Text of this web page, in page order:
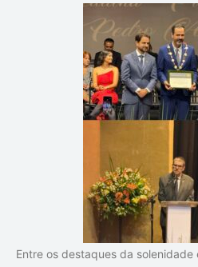
Entre os destaques da